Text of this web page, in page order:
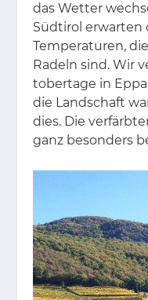
das Wet­ter
Süd­ti­rol er­war­ten
Tem­pe­ra­tu­ren,
Ra­deln sind. Wir
to­ber­ta­ge in
die Land­schaft
dies. Die
ganz be­son­ders